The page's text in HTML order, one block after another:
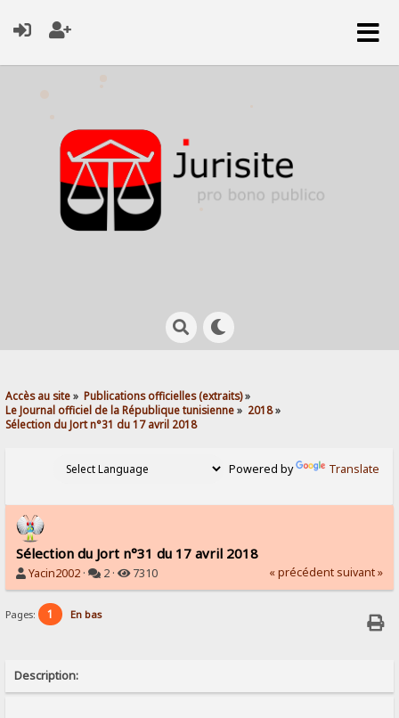
Accès au site» Publications officielles (extraits)»
Le Journal officiel de la République tunisienne» 2018»
Sélection du Jort n°31 du 17 avril 2018
Powered by Translate
Sélection du Jort n°31 du 17 avril 2018
Yacin2002 · 2 · 7310 « précédent suivant »
Pages: 1 En bas
Description: